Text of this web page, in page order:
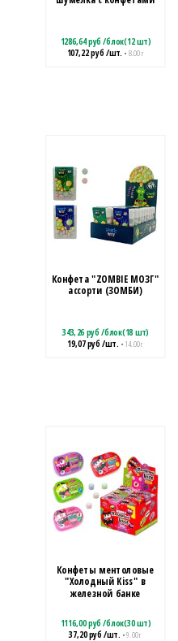
1286,64руб /блок(12 шт)
107,22руб /шт. • 8.00 г
Конфета "ZOMBIE МОЗГ"
ассорти (ЗОМБИ)
343,26руб /блок(18 шт)
19,07руб /шт. • 14.00 г
Конфеты ментоловые
"Холодный Kiss" в
железной банке
1116,00руб /блок(30 шт)
37,20руб /шт. • 9.00 г